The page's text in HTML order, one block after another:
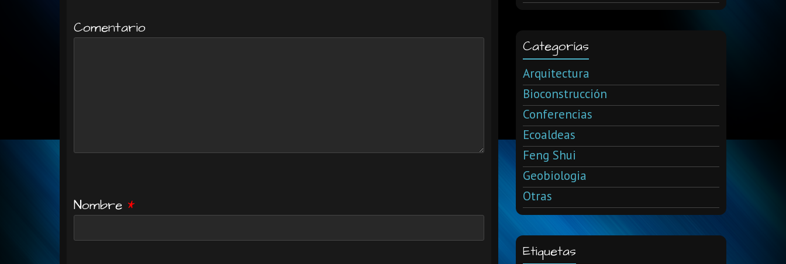
Comentario
Nombre *
Categorías
Arquitectura
Bioconstrucción
Conferencias
Ecoaldeas
Feng Shui
Geobiologia
Otras
Etiquetas